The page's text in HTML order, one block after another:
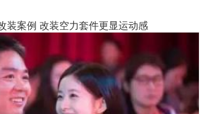
装案例 改装空力套件更显运动感